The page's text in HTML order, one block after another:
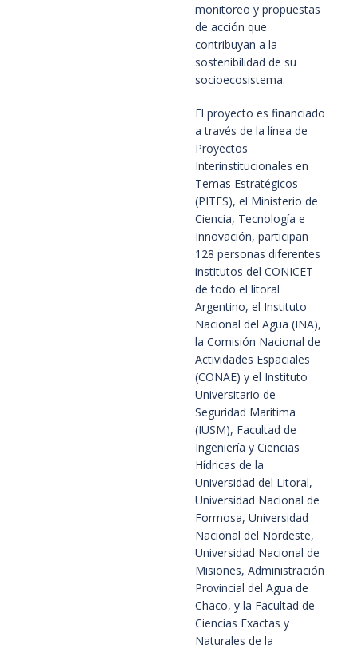
monitoreo y propuestas
de acción que
contribuyan a la
sostenibilidad de su
socioecosistema.
El proyecto es financiado
a través de la línea de
Proyectos
Interinstitucionales en
Temas Estratégicos
(PITES), el Ministerio de
Ciencia, Tecnología e
Innovación, participan
128 personas diferentes
institutos del CONICET
de todo el litoral
Argentino, el Instituto
Nacional del Agua (INA),
la Comisión Nacional de
Actividades Espaciales
(CONAE) y el Instituto
Universitario de
Seguridad Marítima
(IUSM), Facultad de
Ingeniería y Ciencias
Hídricas de la
Universidad del Litoral,
Universidad Nacional de
Formosa, Universidad
Nacional del Nordeste,
Universidad Nacional de
Misiones, Administración
Provincial del Agua de
Chaco, y la Facultad de
Ciencias Exactas y
Naturales de la